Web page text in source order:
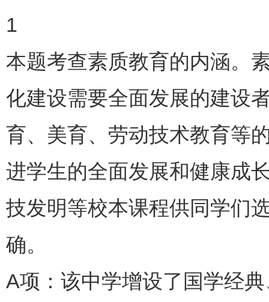
1
本题考查素质教育的内涵。
化建设需要全面发展的建设
育、美育、劳动技术教育等
进学生的全面发展和健康成
技发明等校本课程供同学们
确。
A项：该中学增设了国学经